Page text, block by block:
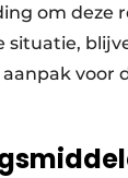
om deze
voor